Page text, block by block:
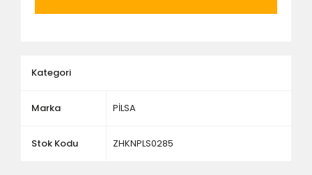
Kategori
Marka PİLSA
Stok Kodu ZHKNPLS0285